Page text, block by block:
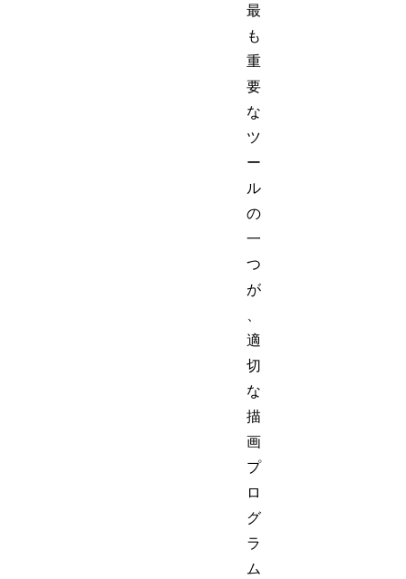
最
も
重
要
な
ツ
ー
ル
の
一
つ
が
、
適
切
な
描
画
プ
ロ
グ
ラ
ム